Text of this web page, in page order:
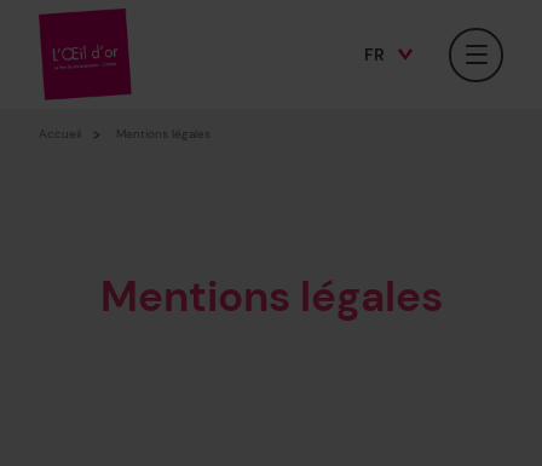
Instagram
FR
Accueil Mentions légales
Mentions légales